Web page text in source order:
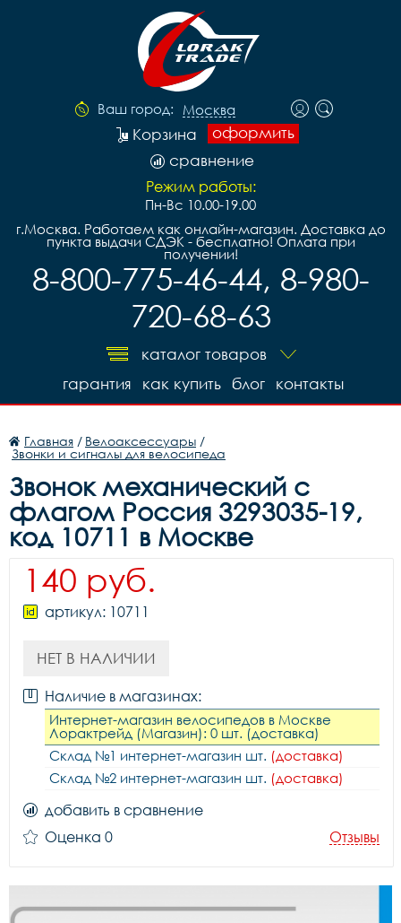
Ваш город: Москва
оформить
Корзина
сравнение
Режим работы:
Пн-Вс 10.00-19.00
г.Москва. Работаем как онлайн-магазин. Доставка до
пункта выдачи СДЭК - бесплатно! Оплата при
получении!
8-800-775-46-44, 8-980-
720-68-63
каталог товаров
контакты
блог
как купить
гарантия
Главная / Велоаксессуары /
Звонки и сигналы для велосипеда
Звонок механический с
флагом Россия 3293035-19,
код 10711 в Москве
140 руб.
артикул: 10711
НЕТ В НАЛИЧИИ
Наличие в магазинах:
Интернет-магазин велосипедов в Москве
Лорактрейд (Магазин): 0 шт. (доставка)
Склад №1 интернет-магазин шт. (доставка)
Склад №2 интернет-магазин шт. (доставка)
добавить в сравнение
Оценка 0
Отзывы